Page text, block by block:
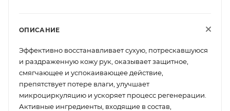
ОПИСАНИЕ
Эффективно восстанавливает сухую, потрескавшуюся
и раздраженную кожу рук, оказывает защитное,
смягчающее и успокаивающее действие,
препятствует потере влаги, улучшает
микроциркуляцию и ускоряет процесс регенерации.
Активные ингредиенты, входящие в состав,